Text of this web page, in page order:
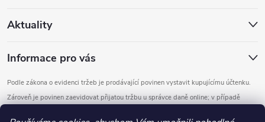
Aktuality
Informace pro vás
Podle zákona o evidenci tržeb je prodávající povinen vystavit kupujícímu účtenku.
Zároveň je povinen zaevidovat přijatou tržbu u správce daně online; v případě